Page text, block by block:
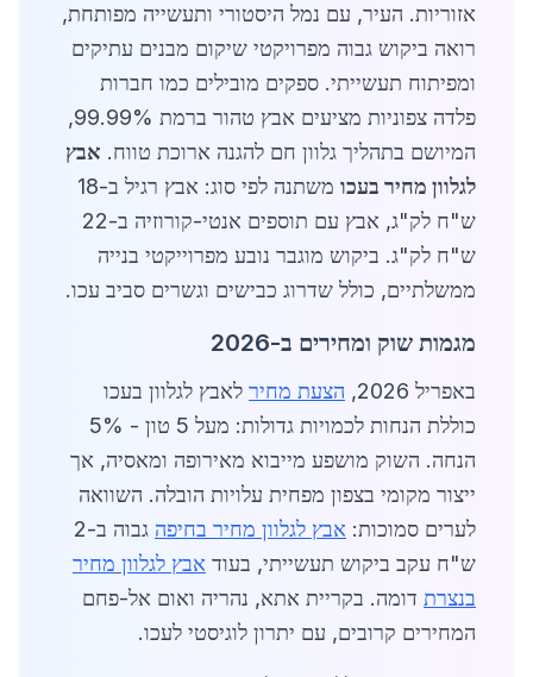
אזוריות. העיר, עם נמל היסטורי ותעשייה מפותחת,
רואה ביקוש גבוה מפרויקטי שיקום מבנים עתיקים
ומפיתוח תעשייתי. ספקים מובילים כמו חברות
פלדה צפוניות מציעים אבץ טהור ברמת 99.99%,
המיושם בתהליך גלוון חם להגנה ארוכת טווח. אבץ
לגלוון מחיר בעכו
משתנה לפי סוג: אבץ רגיל ב-18
ש"ח לק"ג, אבץ עם תוספים אנטי-קורוזיה ב-22
ש"ח לק"ג. ביקוש מוגבר נובע מפרוייקטי בנייה
ממשלתיים, כולל שדרוג כבישים וגשרים סביב עכו.
מגמות שוק ומחירים ב-2026
באפריל 2026, הצעת מחיר לאבץ לגלוון בעכו
כוללת הנחות לכמויות גדולות: מעל 5 טון - 5%
הנחה. השוק מושפע מייבוא מאירופה ומאסיה, אך
ייצור מקומי בצפון מפחית עלויות הובלה. השוואה
לערים סמוכות: אבץ לגלוון מחיר בחיפה
גבוה ב-2
ש"ח עקב ביקוש תעשייתי, בעוד אבץ לגלוון מחיר
בנצרת דומה. בקריית אתא, נהריה ואום אל-פחם
המחירים קרובים, עם יתרון לוגיסטי לעכו.